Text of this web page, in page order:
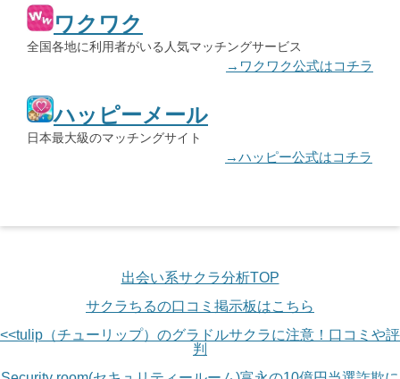
ワクワク
全国各地に利用者がいる人気マッチングサービス
→ワクワク公式はコチラ
ハッピーメール
日本最大級のマッチングサイト
→ハッピー公式はコチラ
出会い系サクラ分析TOP
サクラちるの口コミ掲示板はこちら
<<tulip（チューリップ）のグラドルサクラに注意！口コミや評
判